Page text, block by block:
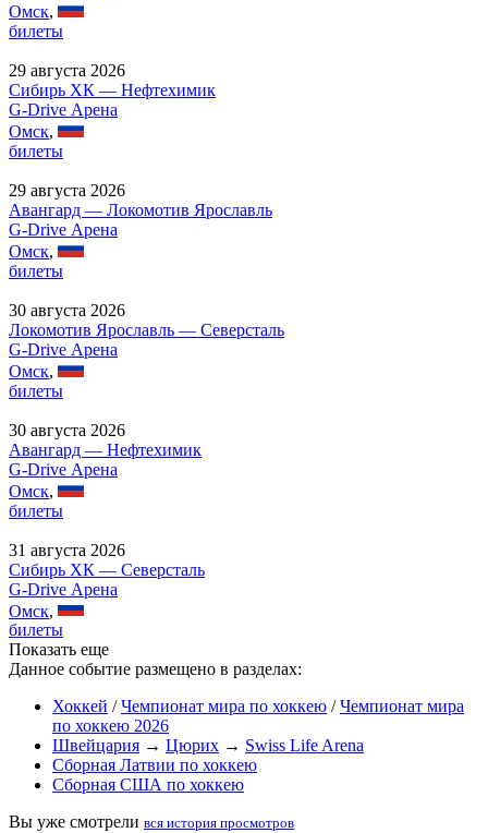
Омск,
билеты
29 августа 2026
Сибирь ХК — Нефтехимик
G-Drive Арена
Омск,
билеты
29 августа 2026
Авангард — Локомотив Ярославль
G-Drive Арена
Омск,
билеты
30 августа 2026
Локомотив Ярославль — Северсталь
G-Drive Арена
Омск,
билеты
30 августа 2026
Авангард — Нефтехимик
G-Drive Арена
Омск,
билеты
31 августа 2026
Сибирь ХК — Северсталь
G-Drive Арена
Омск,
билеты
Показать еще
Данное событие размещено в разделах:
Хоккей /Чемпионат мира по хоккею /Чемпионат мира
по хоккею 2026
Швейцария → Цюрих → Swiss Life Arena
Сборная Латвии по хоккею
Сборная США по хоккею
Вы уже смотрели вся история просмотров